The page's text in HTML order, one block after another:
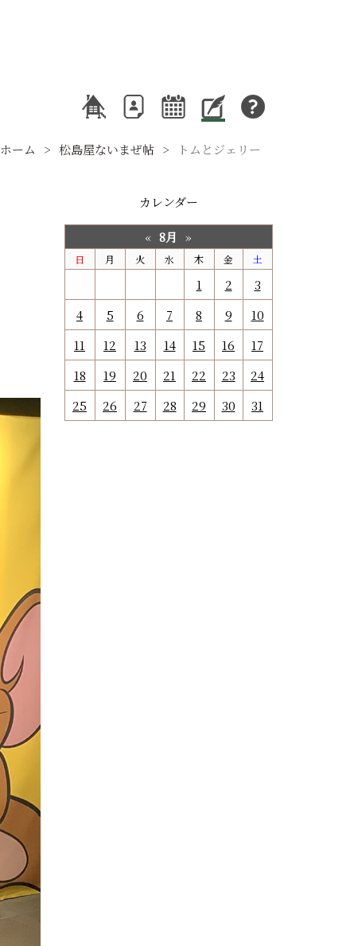
ホーム 松島屋ないまぜ帖 トムとジェリー
カレンダー
« 8月 »
日 月 火 水 木 金 土
1 2
3
4
5 6 7 8 9
10
11
12 13 14 15 16
17
18
19 20 21 22 23
24
25
26 27 28 29 30 31